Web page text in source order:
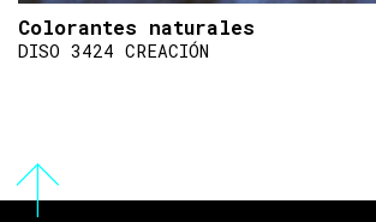
Colorantes naturales
DISO 3424 CREACIÓN